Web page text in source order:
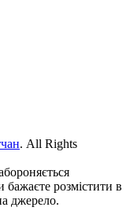
. All Rights
бажаєте розмістити в
джерело.